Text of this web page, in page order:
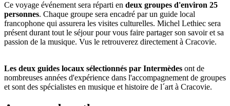
Ce voyage événement sera réparti en deux groupes d'environ 25
personnes. Chaque groupe sera encadré par un guide local
francophone qui assurera les visites culturelles. Michel Lethiec sera
présent durant tout le séjour pour vous faire partager son savoir et sa
passion de la musique. Vus le retrouverez directement à Cracovie.
Les deux guides locaux sélectionnés par Intermèdes ont de
nombreuses années d'expérience dans l'accompagnement de groupes
et sont des spécialistes en musique et histoire de l´art à Cracovie.